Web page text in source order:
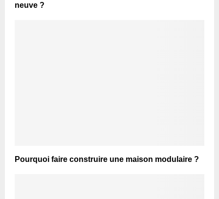
neuve ?
Pourquoi faire construire une maison modulaire ?